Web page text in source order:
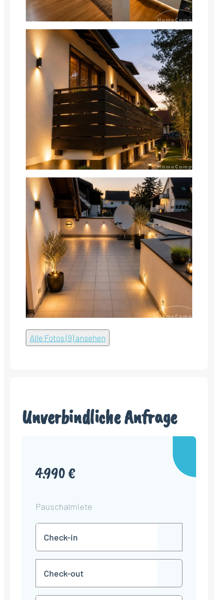
Alle Fotos (9) ansehen
Unverbindliche Anfrage
4.990 €
Pauschalmiete
in
TT
Punkt
MM
JJJJ
TT
Punkt
MM